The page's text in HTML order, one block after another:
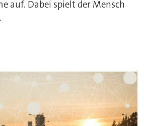
auf. Dabei spielt der Mensch